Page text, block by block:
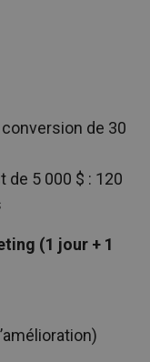
de 30
de 5 000 $ : 120
(1 jour + 1